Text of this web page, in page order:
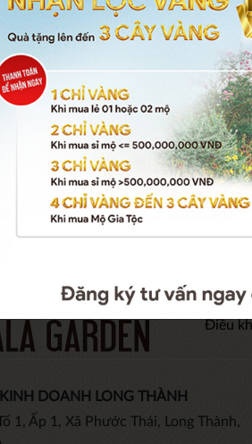
Chỉ
Điều
DOANH LONG THÀNH
1, Ấp 1, Xã Phước Thái, Long Thành,